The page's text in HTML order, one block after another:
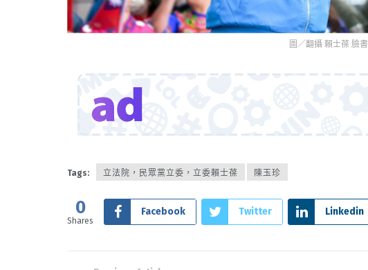
圖／翻攝 賴士葆 臉書
Tags: 立法院，民眾黨立委，立委賴士葆 陳玉珍
0
Shares
Facebook Twitter Linkedin